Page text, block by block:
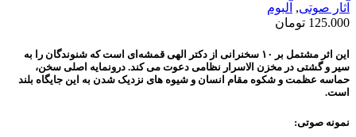
آثار صوتی, آلبوم
125.000 تومان
این اثر مشتمل بر ۱۰ سخنرانی از دکتر الهی قمشه‌ای است که شنوندگان را به
سیر و گشتی در مخزن الاسرار نظامی دعوت می کند. درونمایه اصلی سخن،
حماسه عظمت و شکوه مقام انسان و شیوه های نزدیک شدن به این جایگاه بلند
است.
نمونه صوتی: